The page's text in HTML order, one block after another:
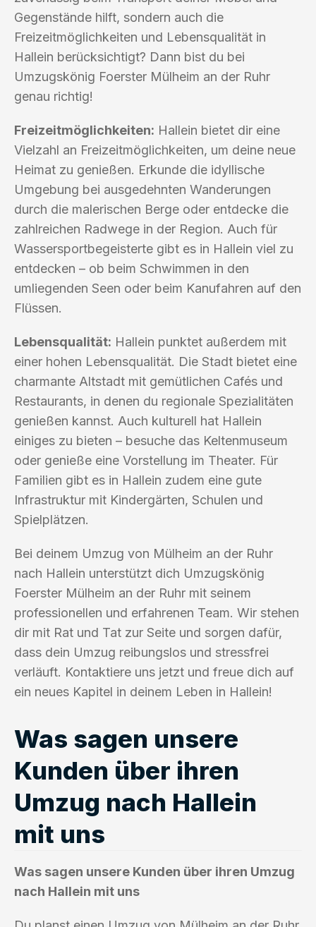
Gegenstände hilft, sondern auch die
Freizeitmöglichkeiten und Lebensqualität in
Hallein berücksichtigt? Dann bist du bei
Umzugskönig Foerster Mülheim an der Ruhr
genau richtig!
Freizeitmöglichkeiten: Hallein bietet dir eine
Vielzahl an Freizeitmöglichkeiten, um deine neue
Heimat zu genießen. Erkunde die idyllische
Umgebung bei ausgedehnten Wanderungen
durch die malerischen Berge oder entdecke die
zahlreichen Radwege in der Region. Auch für
Wassersportbegeisterte gibt es in Hallein viel zu
entdecken – ob beim Schwimmen in den
umliegenden Seen oder beim Kanufahren auf den
Flüssen.
Lebensqualität: Hallein punktet außerdem mit
einer hohen Lebensqualität. Die Stadt bietet eine
charmante Altstadt mit gemütlichen Cafés und
Restaurants, in denen du regionale Spezialitäten
genießen kannst. Auch kulturell hat Hallein
einiges zu bieten – besuche das Keltenmuseum
oder genieße eine Vorstellung im Theater. Für
Familien gibt es in Hallein zudem eine gute
Infrastruktur mit Kindergärten, Schulen und
Spielplätzen.
Bei deinem Umzug von Mülheim an der Ruhr
nach Hallein unterstützt dich Umzugskönig
Foerster Mülheim an der Ruhr mit seinem
professionellen und erfahrenen Team. Wir stehen
dir mit Rat und Tat zur Seite und sorgen dafür,
dass dein Umzug reibungslos und stressfrei
verläuft. Kontaktiere uns jetzt und freue dich auf
ein neues Kapitel in deinem Leben in Hallein!
Was sagen unsere
Kunden über ihren
Umzug nach Hallein
mit uns
Was sagen unsere Kunden über ihren Umzug
nach Hallein mit uns